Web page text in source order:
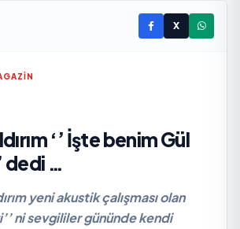
X
‘’ İşte benim Gül
dedi …
yeni akustik çalışması olan
ni sevgililer gününde kendi